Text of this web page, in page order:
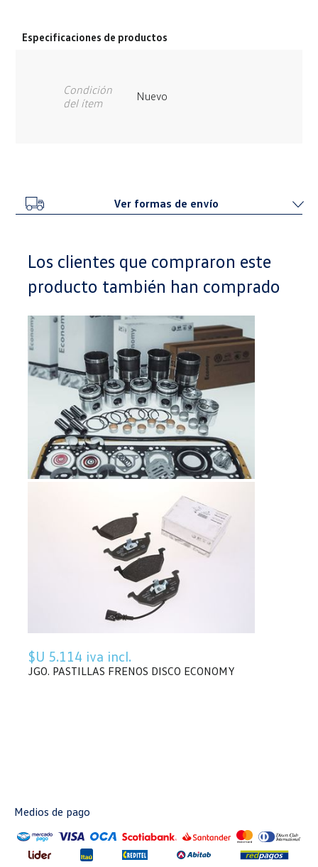
Especificaciones de productos
Condición
del ítem
Nuevo
Ver formas de envío
Los clientes que compraron este
producto también han comprado
$U 5.114 iva incl.
JGO. PASTILLAS FRENOS DISCO ECONOMY
Medios de pago